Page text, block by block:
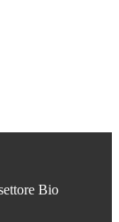
Bio